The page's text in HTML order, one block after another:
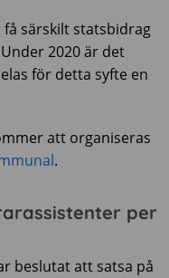
särskilt statsbidrag
2020 är det
för detta syfte en
att organiseras
.
per
beslutat att satsa på